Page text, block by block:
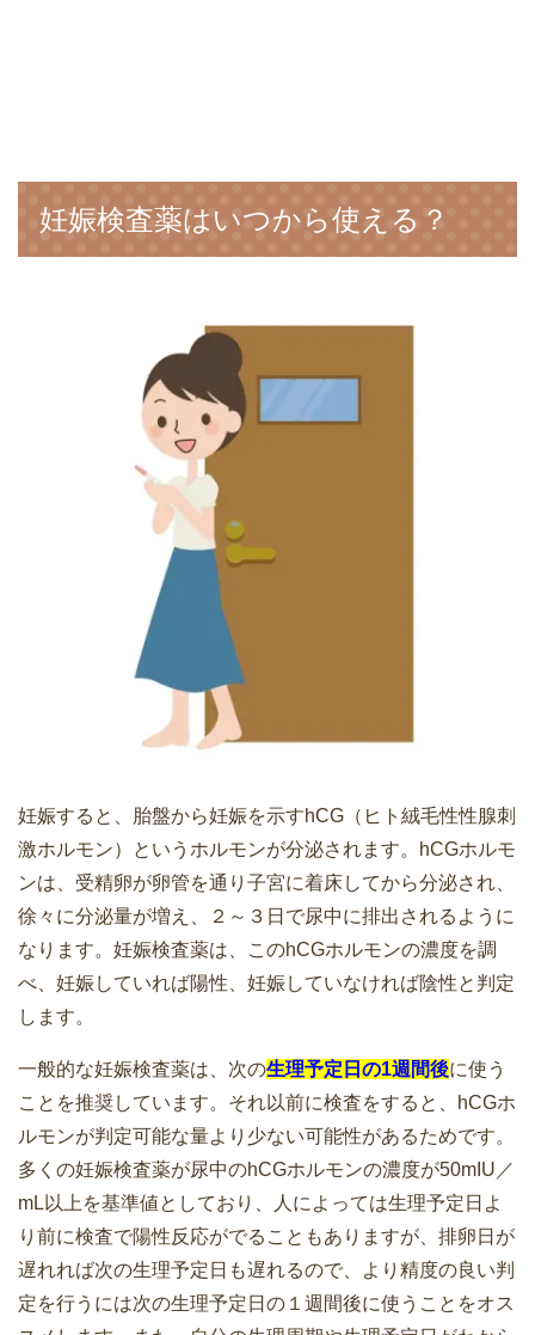
妊娠検査薬はいつから使える？
妊娠すると、胎盤から妊娠を示すhCG（ヒト絨毛性性腺刺
激ホルモン）というホルモンが分泌されます。hCGホルモ
ンは、受精卵が卵管を通り子宮に着床してから分泌され、
徐々に分泌量が増え、２～３日で尿中に排出されるように
なります。妊娠検査薬は、このhCGホルモンの濃度を調
べ、妊娠していれば陽性、妊娠していなければ陰性と判定
します。
一般的な妊娠検査薬は、次の生理予定日の1週間後に使う
ことを推奨しています。それ以前に検査をすると、hCGホ
ルモンが判定可能な量より少ない可能性があるためです。
多くの妊娠検査薬が尿中のhCGホルモンの濃度が50mIU／
mL以上を基準値としており、人によっては生理予定日よ
り前に検査で陽性反応がでることもありますが、排卵日が
遅れれば次の生理予定日も遅れるので、より精度の良い判
定を行うには次の生理予定日の１週間後に使うことをオス